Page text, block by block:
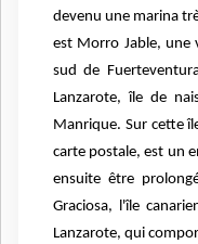
devenu une marina
est Morro Jable, une
sud de
Lanzarote, île de
Manrique. Sur cette
carte postale, est un
ensuite être
Graciosa, l'île
Lanzarote, qui